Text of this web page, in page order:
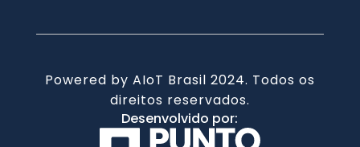
Powered by AIoT Brasil 2024. Todos os
direitos reservados.
Desenvolvido por: